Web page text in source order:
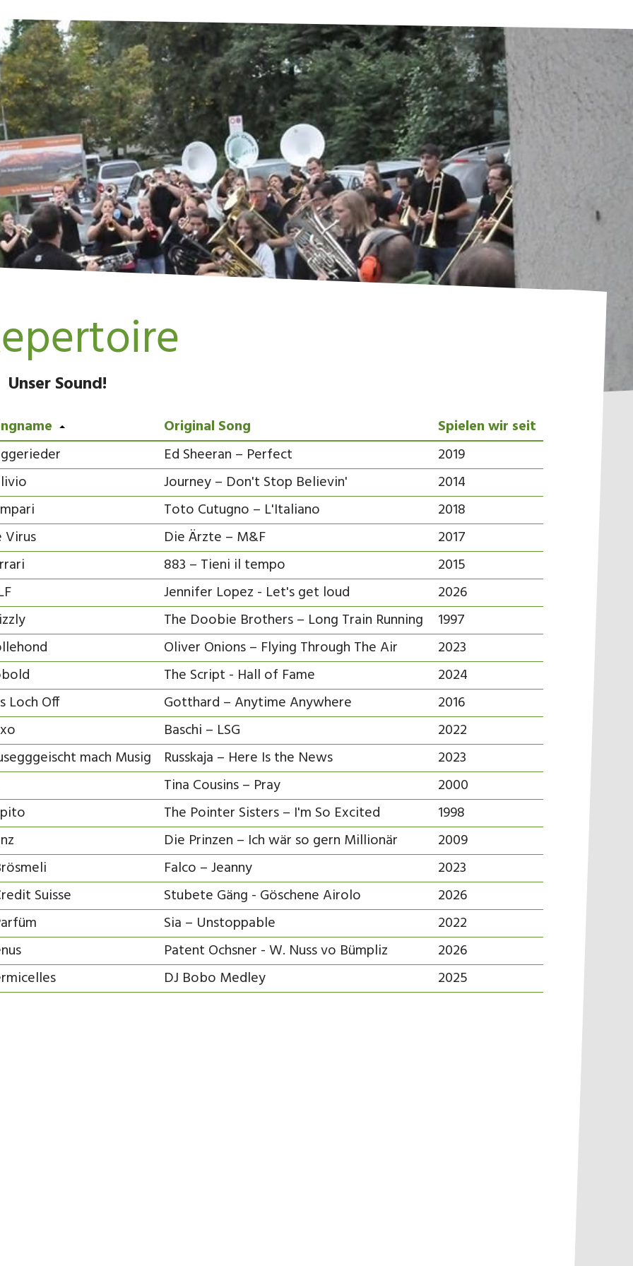
Unser Sound!
Original Song
Spielen wir seit
Ed Sheeran – Perfect
2019
Journey – Don't Stop Believin'
2014
Toto Cutugno – L'Italiano
2018
Virus
Die Ärzte – M&F
2017
883 – Tieni il tempo
2015
Jennifer Lopez - Let's get loud
2026
The Doobie Brothers – Long Train Running
1997
Oliver Onions – Flying Through The Air
2023
The Script - Hall of Fame
2024
Loch Off
Gotthard – Anytime Anywhere
2016
Baschi – LSG
2022
mach Musig
Russkaja – Here Is the News
2023
Tina Cousins – Pray
2000
The Pointer Sisters – I'm So Excited
1998
Die Prinzen – Ich wär so gern Millionär
2009
Falco – Jeanny
2023
Suisse
Stubete Gäng - Göschene Airolo
2026
Sia – Unstoppable
2022
Patent Ochsner - W. Nuss vo Bümpliz
2026
DJ Bobo Medley 2025